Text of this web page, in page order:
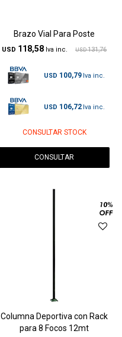
Brazo Vial Para Poste
USD 118,58 USD 131,76
USD 100,79
USD 106,72
CONSULTAR STOCK
CONSULTAR
Columna Deportiva con Rack
para 8 Focos 12mt